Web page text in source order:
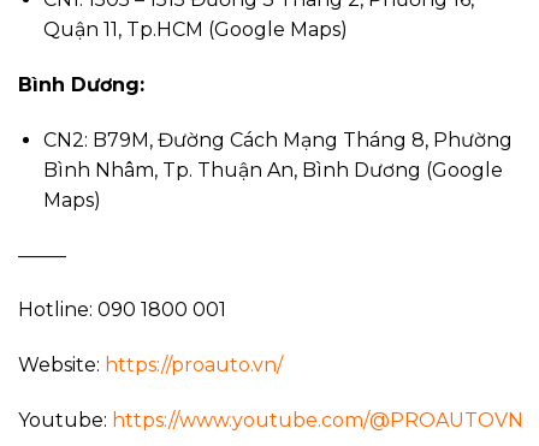
Quận 11, Tp.HCM (Google Maps)
Bình Dương:
CN2: B79M, Đường Cách Mạng Tháng 8, Phường
Bình Nhâm, Tp. Thuận An, Bình Dương (Google
Maps)
——–
Hotline: 090 1800 001
Website: https://proauto.vn/
Youtube: https://www.youtube.com/@PROAUTOVN